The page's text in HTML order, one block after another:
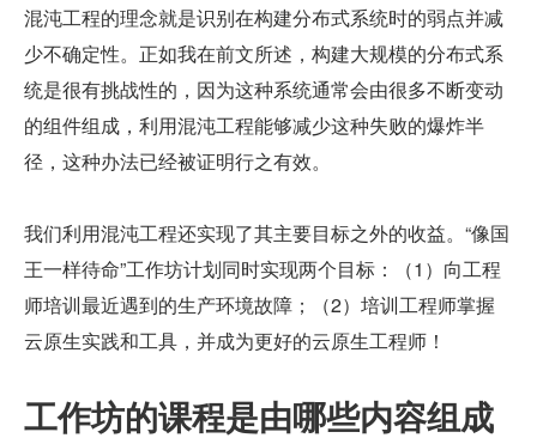
混沌工程的理念就是识别在构建分布式系统时的弱点并减
少不确定性。正如我在前文所述，构建大规模的分布式系
统是很有挑战性的，因为这种系统通常会由很多不断变动
的组件组成，利用混沌工程能够减少这种失败的爆炸半
径，这种办法已经被证明行之有效。
我们利用混沌工程还实现了其主要目标之外的收益。“像国
王一样待命”工作坊计划同时实现两个目标：（1）向工程
师培训最近遇到的生产环境故障；（2）培训工程师掌握
云原生实践和工具，并成为更好的云原生工程师！
工作坊的课程是由哪些内容组成